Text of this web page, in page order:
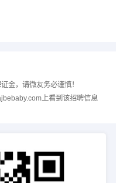
金，请微友务必谨慎！
上看到该招聘信息